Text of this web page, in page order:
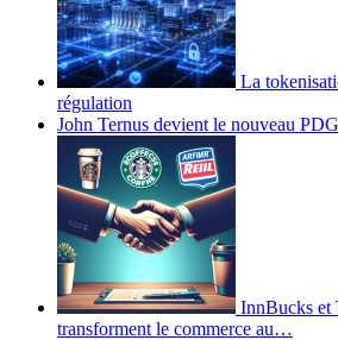
La
régulation
John Ternus devient le nouveau
InnBucks et
transforment le commerce au…